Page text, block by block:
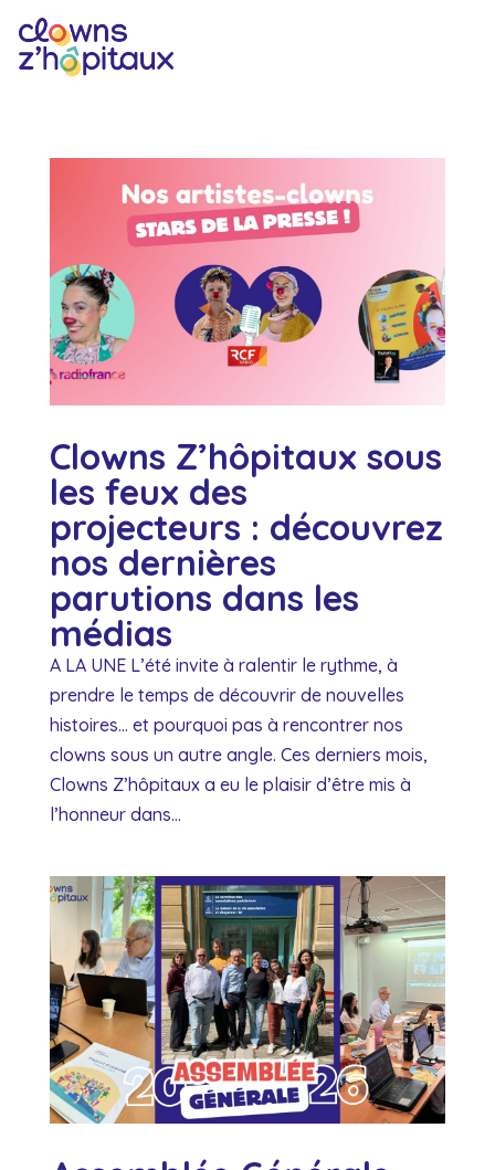
Clowns Z’hôpitaux sous
les feux des
projecteurs : découvrez
nos dernières
parutions dans les
médias
A LA UNE L’été invite à ralentir le rythme, à
prendre le temps de découvrir de nouvelles
histoires… et pourquoi pas à rencontrer nos
clowns sous un autre angle. Ces derniers mois,
Clowns Z’hôpitaux a eu le plaisir d’être mis à
l’honneur dans...